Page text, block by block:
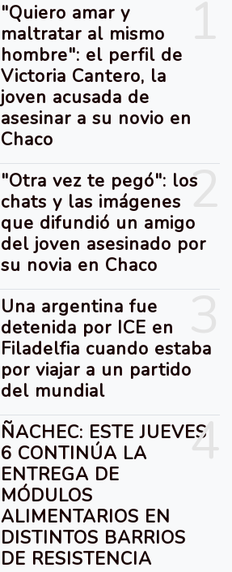
"Quiero amar y
maltratar al mismo
hombre": el perfil de
Victoria Cantero, la
joven acusada de
asesinar a su novio en
Chaco
2
"Otra vez te pegó": los
chats y las imágenes
que difundió un amigo
del joven asesinado por
su novia en Chaco
Una argentina fue
detenida por ICE en
Filadelfia cuando estaba
por viajar a un partido
del mundial
4
ÑACHEC: ESTE JUEVES
6 CONTINÚA LA
ENTREGA DE
MÓDULOS
ALIMENTARIOS EN
DISTINTOS BARRIOS
DE RESISTENCIA